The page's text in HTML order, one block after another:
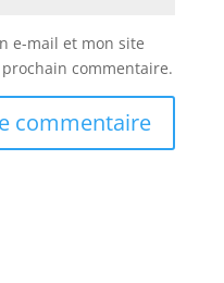
e-mail et mon site
commentaire.